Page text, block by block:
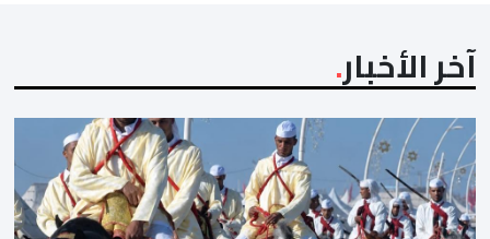
آخر الأخبار